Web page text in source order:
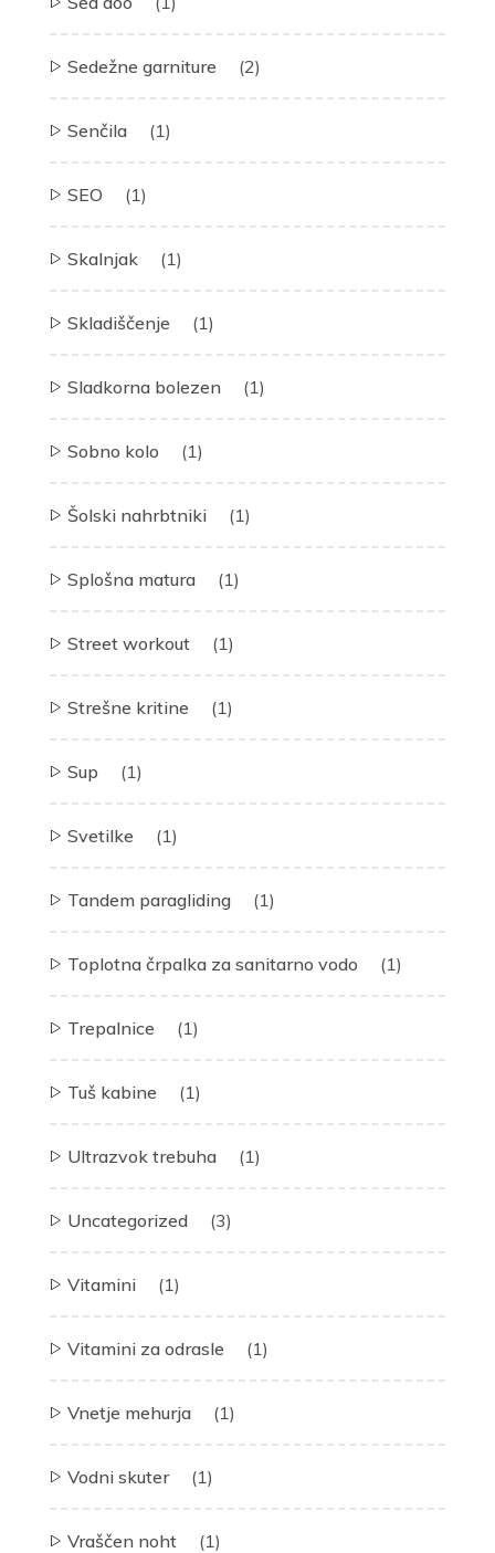
Sedežne garniture (2)
Senčila (1)
SEO (1)
Skalnjak (1)
Skladiščenje (1)
Sladkorna bolezen (1)
Sobno kolo (1)
Šolski nahrbtniki (1)
Splošna matura (1)
Street workout (1)
Strešne kritine (1)
Sup (1)
Svetilke (1)
Tandem paragliding (1)
Toplotna črpalka za sanitarno vodo (1)
Trepalnice (1)
Tuš kabine (1)
Ultrazvok trebuha (1)
Uncategorized (3)
Vitamini (1)
Vitamini za odrasle (1)
Vnetje mehurja (1)
Vodni skuter (1)
Vraščen noht (1)